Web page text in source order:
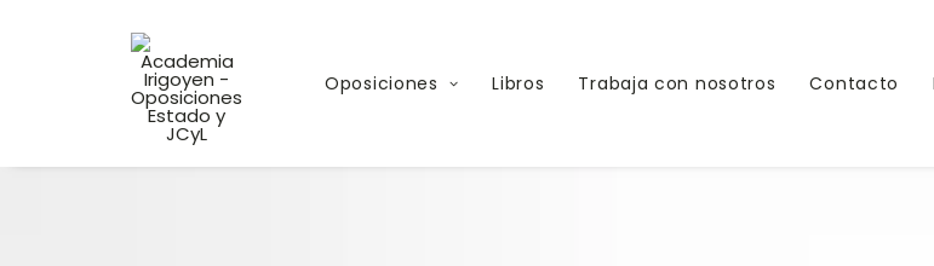
Oposiciones Libros Trabaja con nosotros Contacto